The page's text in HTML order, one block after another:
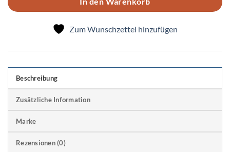
Zum Wunschzettel hinzufügen
Beschreibung
Zusätzliche Information
Marke
Rezensionen (0)